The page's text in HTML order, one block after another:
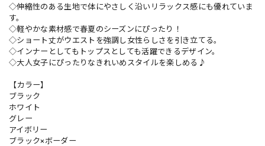
◇伸縮性のある生地で体にやさしく沿いリラックス感にも優れていま
す。
◇軽やかな素材感で春夏のシーズンにぴったり！
◇ショート丈がウエストを強調し女性らしさを引き立てる。
◇インナーとしてもトップスとしても活躍できるデザイン。
◇大人女子にぴったりなきれいめスタイルを楽しめる♪
【カラー】
ブラック
ホワイト
グレー
アイボリー
ブラック×ボーダー